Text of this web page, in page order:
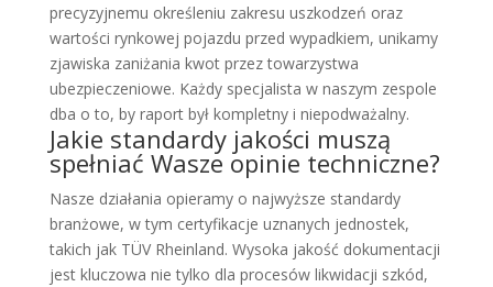
precyzyjnemu określeniu zakresu uszkodzeń oraz
wartości rynkowej pojazdu przed wypadkiem, unikamy
zjawiska zaniżania kwot przez towarzystwa
ubezpieczeniowe. Każdy specjalista w naszym zespole
dba o to, by raport był kompletny i niepodważalny.
Jakie standardy jakości muszą
spełniać Wasze opinie techniczne?
Nasze działania opieramy o najwyższe standardy
branżowe, w tym certyfikacje uznanych jednostek,
takich jak TÜV Rheinland. Wysoka jakość dokumentacji
jest kluczowa nie tylko dla procesów likwidacji szkód,